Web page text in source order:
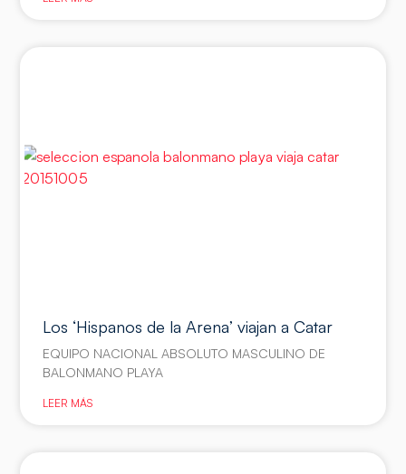
Los ‘Hispanos de la Arena’ viajan a Catar
EQUIPO NACIONAL ABSOLUTO MASCULINO DE
BALONMANO PLAYA
LEER MÁS